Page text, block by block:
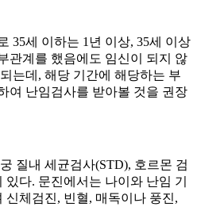
35세 이하는 1년 이상, 35세 이상
관계를 했음에도 임신이 되지 않
는데, 해당 기간에 해당하는 부
여 난임검사를 받아볼 것을 권장
질내 세균검사(STD), 호르몬 검
다. 문진에서는 나이와 난임 기
신체검진, 빈혈, 매독이나 풍진,